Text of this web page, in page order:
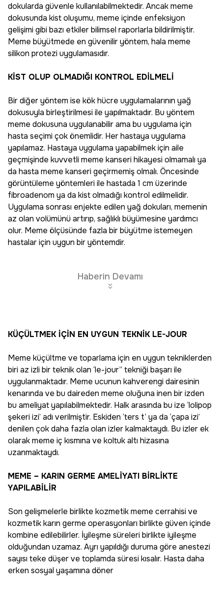
dokularda güvenle kullanılabilmektedir. Ancak meme
dokusunda kist oluşumu, meme içinde enfeksiyon
gelişimi gibi bazı etkiler bilimsel raporlarla bildirilmiştir.
Meme büyütmede en güvenilir yöntem, hala meme
silikon protezi uygulamasıdır.
KİST OLUP OLMADIĞI KONTROL EDİLMELİ
Bir diğer yöntem ise kök hücre uygulamalarının yağ
dokusuyla birleştirilmesi ile yapılmaktadır. Bu yöntem
meme dokusuna uygulanabilir ama bu uygulama için
hasta seçimi çok önemlidir. Her hastaya uygulama
yapılamaz. Hastaya uygulama yapabilmek için aile
geçmişinde kuvvetli meme kanseri hikayesi olmamalı ya
da hasta meme kanseri geçirmemiş olmalı. Öncesinde
görüntüleme yöntemleri ile hastada 1 cm üzerinde
fibroadenom ya da kist olmadığı kontrol edilmelidir.
Uygulama sonrası enjekte edilen yağ dokuları, memenin
az olan volümünü artırıp, sağlıklı büyümesine yardımcı
olur. Meme ölçüsünde fazla bir büyütme istemeyen
hastalar için uygun bir yöntemdir.
Haberin Devamı
KÜÇÜLTMEK İÇİN EN UYGUN TEKNİK LE-JOUR
Meme küçültme ve toparlama için en uygun tekniklerden
biri az izli bir teknik olan ‘le-jour’’ tekniği başarı ile
uygulanmaktadır. Meme ucunun kahverengi dairesinin
kenarında ve bu daireden meme oluğuna inen bir izden
bu ameliyat yapılabilmektedir. Halk arasında bu ize ‘lolipop
şekeri izi’ adı verilmiştir. Eskiden ‘ters t’ ya da ‘çapa izi’
denilen çok daha fazla olan izler kalmaktaydı. Bu izler ek
olarak meme iç kısmına ve koltuk altı hizasına
uzanmaktaydı.
MEME – KARIN GERME AMELİYATI BİRLİKTE
YAPILABİLİR
Son gelişmelerle birlikte kozmetik meme cerrahisi ve
kozmetik karın germe operasyonları birlikte güven içinde
kombine edilebilirler. İyileşme süreleri birlikte iyileşme
olduğundan uzamaz. Ayrı yapıldığı duruma göre anestezi
sayısı teke düşer ve toplamda süresi kısalır. Hasta daha
erken sosyal yaşamına döner